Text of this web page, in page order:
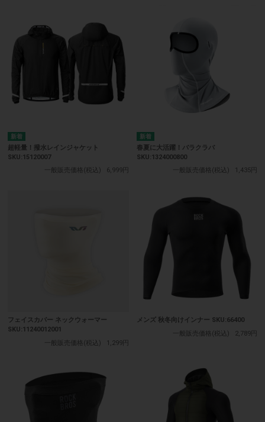
超軽量！撥水レインジャケット
SKU:15120007
一般販売価格(税込)
6,999円
春夏に大活躍！バラクラバ
SKU:1324000800
一般販売価格(税込)
1,435円
フェイスカバー ネックウォーマー
SKU:11240012001
一般販売価格(税込)
1,299円
メンズ 秋冬向けインナー SKU:66400
一般販売価格(税込)
2,789円